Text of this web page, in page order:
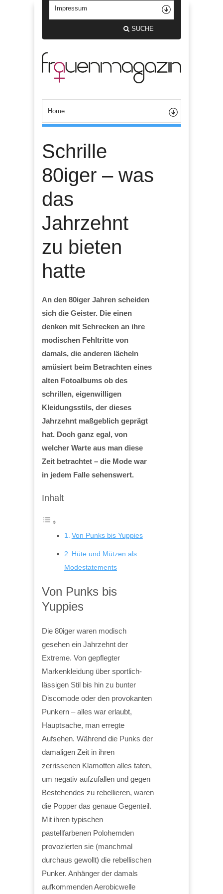
SUCHE
Schrille
80iger – was
das
Jahrzehnt
zu bieten
hatte
An den 80iger Jahren scheiden
sich die Geister. Die einen
denken mit Schrecken an ihre
modischen Fehltritte von
damals, die anderen lächeln
amüsiert beim Betrachten eines
alten Fotoalbums ob des
schrillen, eigenwilligen
Kleidungsstils, der dieses
Jahrzehnt maßgeblich geprägt
hat. Doch ganz egal, von
welcher Warte aus man diese
Zeit betrachtet – die Mode war
in jedem Falle sehenswert.
Inhalt
Von Punks bis Yuppies
Hüte und Mützen als
Modestatements
Von Punks bis
Yuppies
Die 80iger waren modisch
gesehen ein Jahrzehnt der
Extreme. Von gepflegter
Markenkleidung über sportlich-
lässigen Stil bis hin zu bunter
Discomode oder den provokanten
Punkern – alles war erlaubt,
Hauptsache, man erregte
Aufsehen. Während die Punks der
damaligen Zeit in ihren
zerrissenen Klamotten alles taten,
um negativ aufzufallen und gegen
Bestehendes zu rebellieren, waren
die Popper das genaue Gegenteil.
Mit ihren typischen
pastellfarbenen Polohemden
provozierten sie (manchmal
durchaus gewollt) die rebellischen
Punker. Anhänger der damals
aufkommenden Aerobicwelle